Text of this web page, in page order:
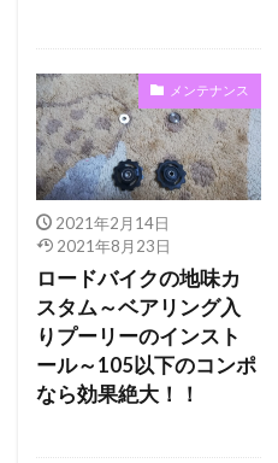
メンテナンス
2021年2月14日
2021年8月23日
ロードバイクの地味カ
スタム～ベアリング入
りプーリーのインスト
ール～105以下のコンポ
なら効果絶大！！